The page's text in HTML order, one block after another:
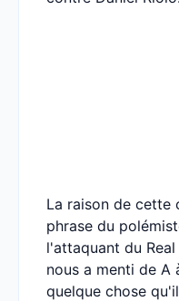
La raison de cette
phrase du
l'attaquant du
nous a menti de A
quelque chose